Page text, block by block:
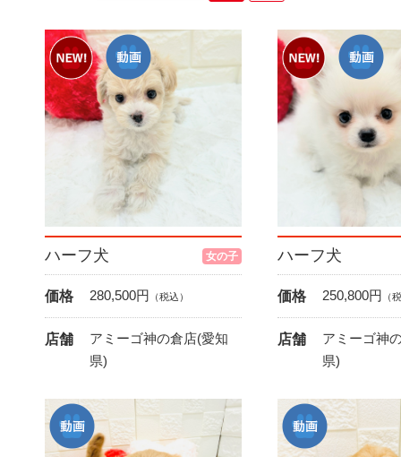
ハーフ犬 女の子
価格 280,500円 （税込）
店舗
アミーゴ神の倉店(愛知
県)
ハーフ犬
価格 250,800円 （
店舗
アミーゴ神
県)